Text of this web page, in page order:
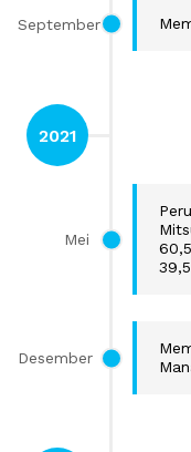
September
2021
Mei
Desember